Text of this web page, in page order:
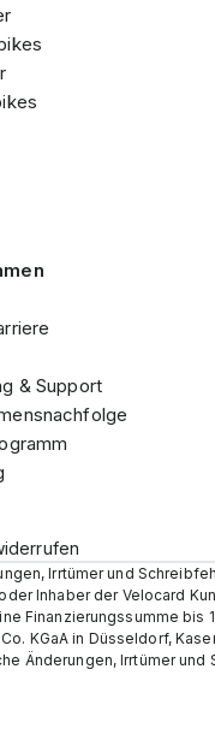
& Support
Irrtümer und
Inhaber der Velocard
Finanzierungssumme bis
KGaA in Düsseldorf,
Änderungen, Irrtümer